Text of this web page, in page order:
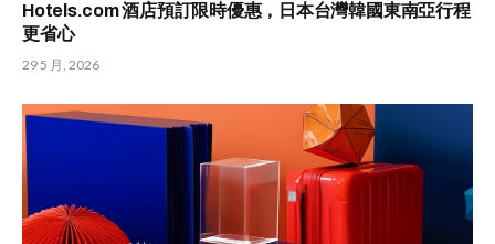
Hotels.com 酒店預訂限時優惠，日本台灣韓國東南亞行程
更省心
29 5 月, 2026